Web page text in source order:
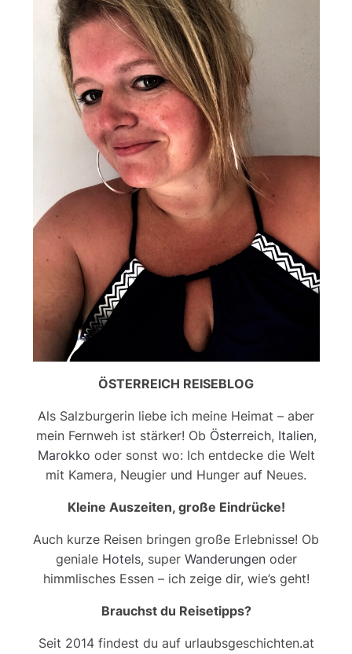
ÖSTERREICH REISEBLOG
Als Salzburgerin liebe ich meine Heimat – aber
mein Fernweh ist stärker! Ob Österreich, Italien,
Marokko oder sonst wo: Ich entdecke die Welt
mit Kamera, Neugier und Hunger auf Neues.
Kleine Auszeiten, große Eindrücke!
Auch kurze Reisen bringen große Erlebnisse! Ob
geniale Hotels, super Wanderungenoder
himmlisches Essen – ich zeige dir, wie’s geht!
Brauchst du Reisetipps?
Seit 2014 findest du auf urlaubsgeschichten.at